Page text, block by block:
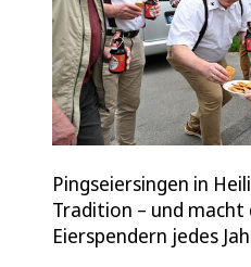
Pingseiersingen in
Tradition – und macht
Eierspendern jedes